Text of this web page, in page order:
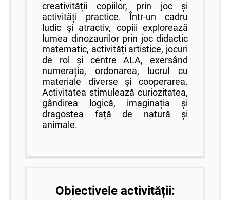
creativității copiilor, prin joc și
activități practice. Într-un cadru
ludic și atractiv, copiii explorează
lumea dinozaurilor prin joc didactic
matematic, activități artistice, jocuri
de rol și centre ALA, exersând
numerația, ordonarea, lucrul cu
materiale diverse și cooperarea.
Activitatea stimulează curiozitatea,
gândirea logică, imaginația și
dragostea față de natură și
animale.
Obiectivele activității: